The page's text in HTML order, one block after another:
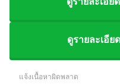
ดูรายละเอีย
แจ้งเนื้อหาผิดพลาด